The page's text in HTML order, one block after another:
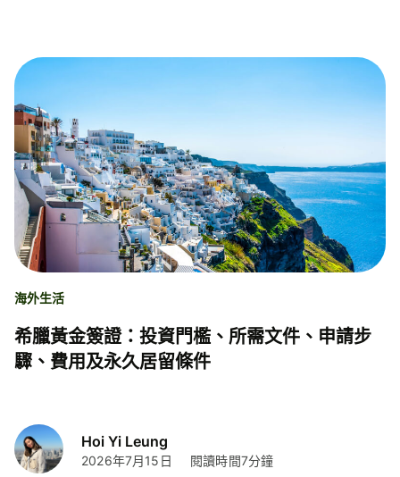
海外生活
希臘黃金簽證：投資門檻、所需文件、申請步
驟、費用及永久居留條件
Hoi Yi Leung
2026年7月15日 閱讀時間7分鐘